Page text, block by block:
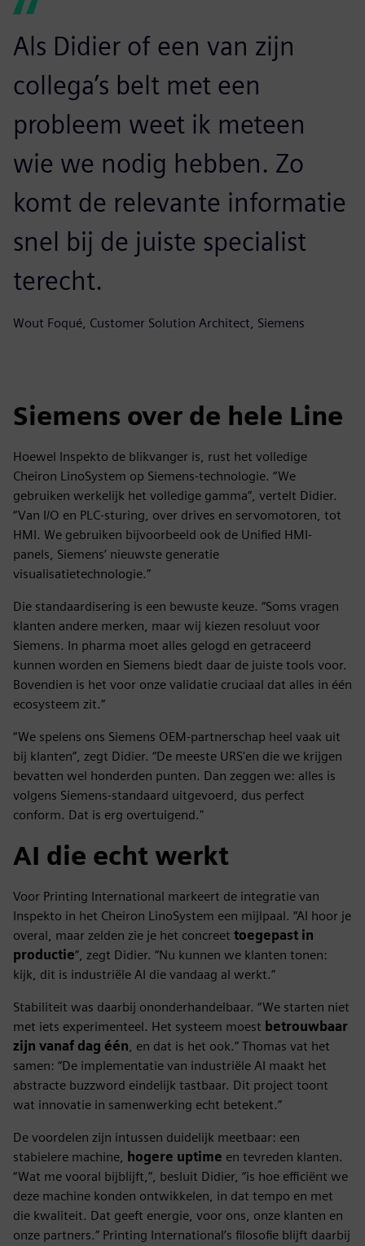
Als Didier of een van zijn
collega’s belt met een
probleem weet ik meteen
wie we nodig hebben. Zo
komt de relevante informatie
snel bij de juiste specialist
terecht.
Wout Foqué, Customer Solution Architect, Siemens
Siemens over de hele Line
Hoewel Inspekto de blikvanger is, rust het volledige
Cheiron LinoSystem op Siemens-technologie. “We
gebruiken werkelijk het volledige gamma”, vertelt Didier.
“Van I/O en PLC-sturing, over drives en servomotoren, tot
HMI. We gebruiken bijvoorbeeld ook de Unified HMI-
panels, Siemens’ nieuwste generatie
visualisatietechnologie.”
Die standaardisering is een bewuste keuze. “Soms vragen
klanten andere merken, maar wij kiezen resoluut voor
Siemens. In pharma moet alles gelogd en getraceerd
kunnen worden en Siemens biedt daar de juiste tools voor.
Bovendien is het voor onze validatie cruciaal dat alles in één
ecosysteem zit.”
“We spelens ons Siemens OEM-partnerschap heel vaak uit
bij klanten”, zegt Didier. “De meeste URS'en die we krijgen
bevatten wel honderden punten. Dan zeggen we: alles is
volgens Siemens-standaard uitgevoerd, dus perfect
conform. Dat is erg overtuigend."
AI die echt werkt
Voor Printing International markeert de integratie van
Inspekto in het Cheiron LinoSystem een mijlpaal. “AI hoor je
overal, maar zelden zie je het concreet toegepast in
productie”, zegt Didier. “Nu kunnen we klanten tonen:
kijk, dit is industriële AI die vandaag al werkt.”
Stabiliteit was daarbij ononderhandelbaar. “We starten niet
met iets experimenteel. Het systeem moest betrouwbaar
zijn vanaf dag één, en dat is het ook.” Thomas vat het
samen: “De implementatie van industriële AI maakt het
abstracte buzzword eindelijk tastbaar. Dit project toont
wat innovatie in samenwerking echt betekent.”
De voordelen zijn intussen duidelijk meetbaar: een
stabielere machine, hogere uptime en tevreden klanten.
“Wat me vooral bijblijft,”, besluit Didier, “is hoe efficiënt we
deze machine konden ontwikkelen, in dat tempo en met
die kwaliteit. Dat geeft energie, voor ons, onze klanten en
onze partners.” Printing International’s filosofie blijft daarbij